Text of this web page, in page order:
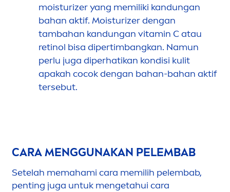
moisturizer yang memiliki kandungan
bahan aktif. Moisturizer dengan
tambahan kandungan vitamin C atau
retinol bisa dipertimbangkan. Namun
perlu juga diperhatikan kondisi kulit
apakah cocok dengan bahan-bahan aktif
tersebut.
CARAMENGGUNAKAN PELEMBAB
Setelah memahami cara memilih pelembab,
penting juga untuk mengetahui cara